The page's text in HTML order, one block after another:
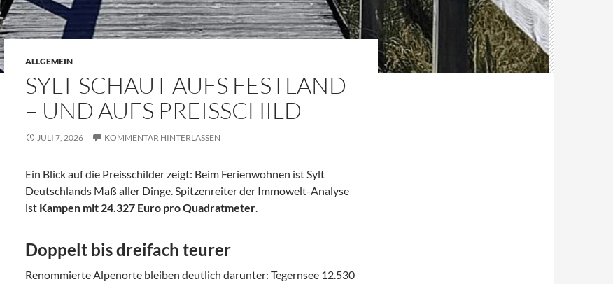
ALLGEMEIN
SYLT SCHAUT AUFS FESTLAND
– UND AUFS PREISSCHILD
JULI 7, 2026 KOMMENTAR HINTERLASSEN
Ein Blick auf die Preisschilder zeigt: Beim Ferienwohnen ist Sylt
Deutschlands Maß aller Dinge. Spitzenreiter der Immowelt-Analyse
ist Kampen mit 24.327 Euro pro Quadratmeter.
Doppelt bis dreifach teurer
Renommierte Alpenorte bleiben deutlich darunter: Tegernsee 12.530